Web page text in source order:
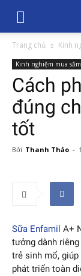
Trang chủ Kinh
Kinh nghiệm mua sắm
Cách
đúng
tốt
Bởi Thanh Thảo -
Sữa Enfamil A+
tưởng dành
trẻ sinh mổ,
phát triển toàn